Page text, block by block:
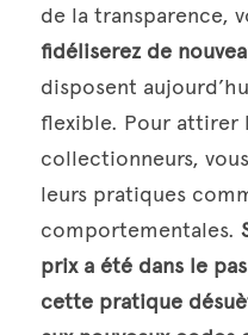
de la transparence,
fidéliserez de
disposent
flexible. Pour attirer
collectionneurs,
leurs pratiques
comportementales.
prix a été dans le
cette pratique